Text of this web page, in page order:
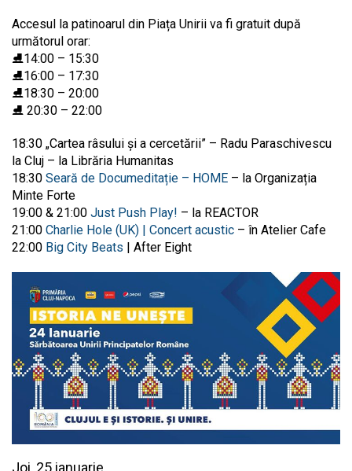
Accesul la patinoarul din Piața Unirii va fi gratuit după
următorul orar:
⛸14:00 – 15:30
⛸16:00 – 17:30
⛸18:30 – 20:00
⛸ 20:30 – 22:00
18:30 „Cartea râsului și a cercetării” – Radu Paraschivescu
la Cluj – la Librăria Humanitas
18:30 Seară de Documeditație – HOME – la Organizația
Minte Forte
19:00 & 21:00 Just Push Play! – la REACTOR
21:00 Charlie Hole (UK) | Concert acustic – în Atelier Cafe
22:00 Big City Beats | After Eight
Joi, 25 ianuarie